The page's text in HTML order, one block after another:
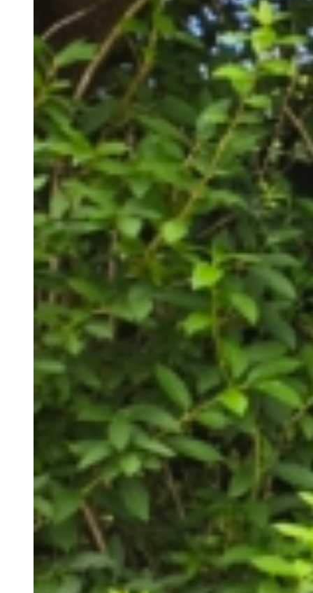
Pladskort
Unikke pladser
Standard pladser
Telt/van pladser
Den åbne plads